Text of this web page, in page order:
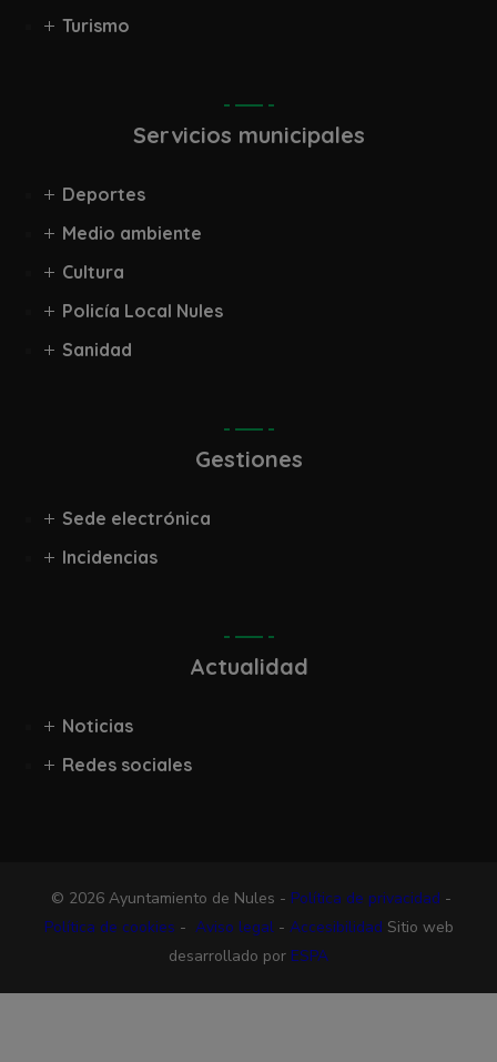
Turismo
Servicios municipales
Deportes
Medio ambiente
Cultura
Policía Local Nules
Sanidad
Gestiones
Sede electrónica
Incidencias
Actualidad
Noticias
Redes sociales
© 2026 Ayuntamiento de Nules - Política de privacidad -
Política de cookies - Aviso legal- Accesibilidad Sitio web
desarrollado por ESPA